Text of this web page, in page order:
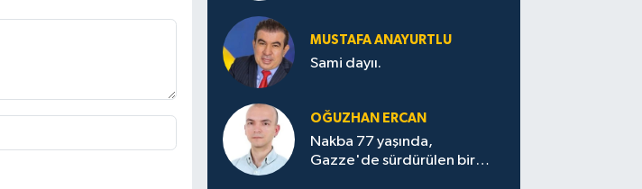
MUSTAFA ANAYURTLU
Sami dayıı.
OĞUZHAN ERCAN
Nakba 77 yaşında,
Gazze'de sürdürülen bir